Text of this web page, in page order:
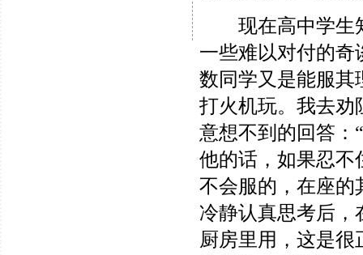
现在高中学生知
一些难以对付的奇
数同学又是能服其
打火机玩。我去劝
意想不到的回答：
他的话，如果忍不
不会服的，在座的
冷静认真思考后，
厨房里用，这是